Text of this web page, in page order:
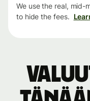
We use the real, mid-
to hide the fees.